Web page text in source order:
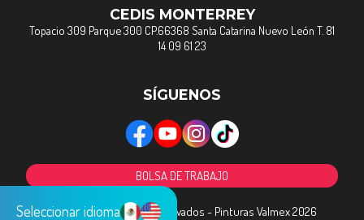
Seleccionar idioma
CEDIS MONTERREY
Topacio 309 Parque 300 CP.66368 Santa Catarina Nuevo León T. 81
14 09 61 23
SÍGUENOS
BOLSA DE TRABAJO
Todos los Derechos Reservados - Pinturas Valmex 2026